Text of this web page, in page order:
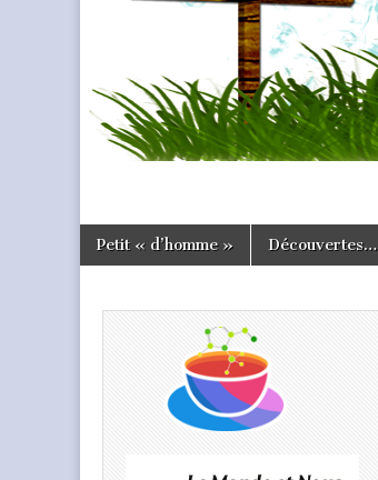
Main
menu
Skip
Petit « d’homme » Découvertes…